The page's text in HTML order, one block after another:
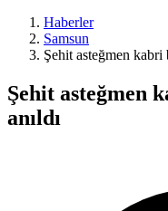
Haberler
Samsun
Şehit asteğmen kabri
Şehit asteğmen
anıldı